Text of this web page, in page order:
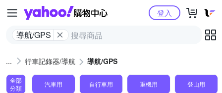
Yahoo購物中心
導航/GPS
登入
行車記錄器/導航 導航/GPS
全部
分類
汽車用 自行車用 重機用 登山用